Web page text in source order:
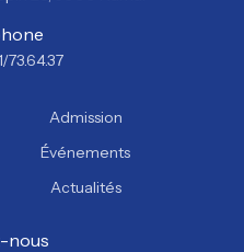
73.64.37
Admission
Événements
Actualités
nous